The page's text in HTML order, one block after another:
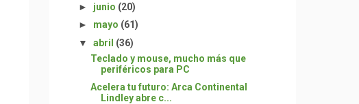
► junio (20)
► mayo (61)
▼ abril (36)
Teclado y mouse, mucho más que
periféricos para PC
Acelera tu futuro: Arca Continental
Lindley abre c...